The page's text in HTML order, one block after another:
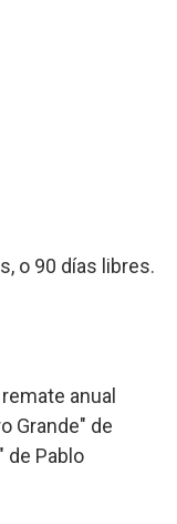
o 90 días libres.
anual
Grande" de
de Pablo